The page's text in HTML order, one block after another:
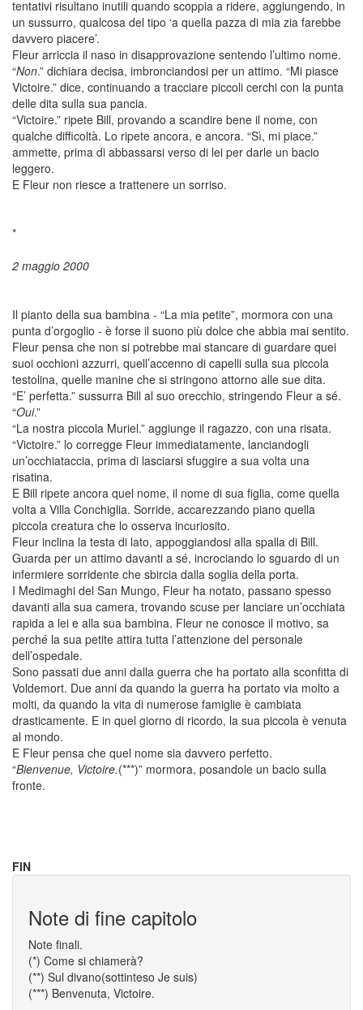
tentativi risultano inutili quando scoppia a ridere, aggiungendo, in
un sussurro, qualcosa del tipo ‘a quella pazza di mia zia farebbe
davvero piacere’.
Fleur arriccia il naso in disapprovazione sentendo l’ultimo nome.
“Non.” dichiara decisa, imbronciandosi per un attimo. “Mi piasce
Victoire.” dice, continuando a tracciare piccoli cerchi con la punta
delle dita sulla sua pancia.
“Victoire.” ripete Bill, provando a scandire bene il nome, con
qualche difficoltà. Lo ripete ancora, e ancora. “Sì, mi piace.”
ammette, prima di abbassarsi verso di lei per darle un bacio
leggero.
E Fleur non riesce a trattenere un sorriso.
*
2 maggio 2000
Il pianto della sua bambina - “La mia petite”, mormora con una
punta d’orgoglio - è forse il suono più dolce che abbia mai sentito.
Fleur pensa che non si potrebbe mai stancare di guardare quei
suoi occhioni azzurri, quell’accenno di capelli sulla sua piccola
testolina, quelle manine che si stringono attorno alle sue dita.
“E’ perfetta.” sussurra Bill al suo orecchio, stringendo Fleur a sé.
“Oui.”
“La nostra piccola Muriel.” aggiunge il ragazzo, con una risata.
“Victoire.” lo corregge Fleur immediatamente, lanciandogli
un’occhiataccia, prima di lasciarsi sfuggire a sua volta una
risatina.
E Bill ripete ancora quel nome, il nome di sua figlia, come quella
volta a Villa Conchiglia. Sorride, accarezzando piano quella
piccola creatura che lo osserva incuriosito.
Fleur inclina la testa di lato, appoggiandosi alla spalla di Bill.
Guarda per un attimo davanti a sé, incrociando lo sguardo di un
infermiere sorridente che sbircia dalla soglia della porta.
I Medimaghi del San Mungo, Fleur ha notato, passano spesso
davanti alla sua camera, trovando scuse per lanciare un’occhiata
rapida a lei e alla sua bambina. Fleur ne conosce il motivo, sa
perché la sua petite attira tutta l’attenzione del personale
dell’ospedale.
Sono passati due anni dalla guerra che ha portato alla sconfitta di
Voldemort. Due anni da quando la guerra ha portato via molto a
molti, da quando la vita di numerose famiglie è cambiata
drasticamente. E in quel giorno di ricordo, la sua piccola è venuta
al mondo.
E Fleur pensa che quel nome sia davvero perfetto.
“Bienvenue, Victoire.(***)” mormora, posandole un bacio sulla
fronte.
FIN
Note di fine capitolo
Note finali.
(*) Come si chiamerà?
(**) Sul divano(sottinteso Je suis)
(***) Benvenuta, Victoire.